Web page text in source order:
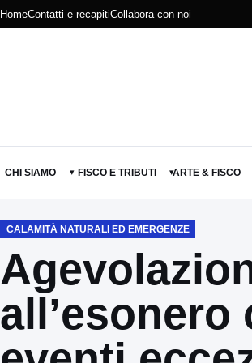
HomeContatti e recapitiCollabora con noi
CHI SIAMO ▾ FISCO E TRIBUTI ▾ARTE & FISCO
CALAMITÀ NATURALI ED EMERGENZE